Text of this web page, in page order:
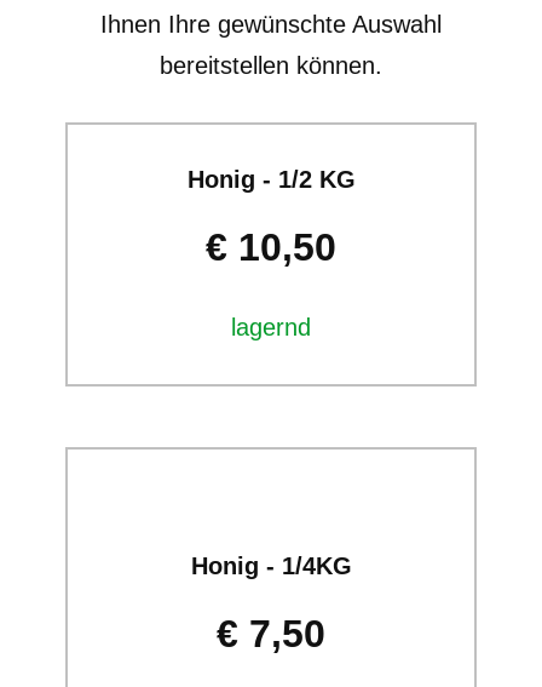
Ihnen Ihre gewünschte Auswahl
bereitstellen können.
Honig - 1/2 KG
€ 10,50
lagernd
Honig - 1/4KG
€ 7,50